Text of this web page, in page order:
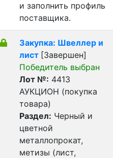
и заполнить профиль
поставщика.
Закупка: Швеллер и
лист [Завершен]
Победитель выбран
Лот №: 4413
АУКЦИОН (покупка
товара)
Раздел: Черный и
цветной
металлопрокат,
метизы (лист,